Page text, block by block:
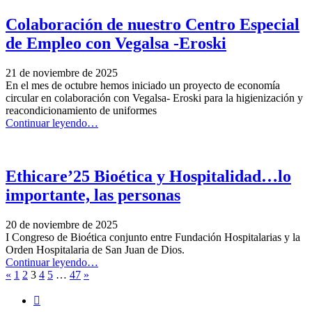
INTELECTUAL
Y
SALUD
Colaboración de nuestro Centro Especial
de Empleo con Vegalsa -Eroski
21 de noviembre de 2025
En el mes de octubre hemos iniciado un proyecto de economía
circular en colaboración con Vegalsa- Eroski para la higienización y
reacondicionamiento de uniformes
Continuar leyendo“Colaboración
Especial
de
Empleo
Vegalsa
-
Eroski”
…
Ethicare’25 Bioética y Hospitalidad…lo
importante, las personas
20 de noviembre de 2025
I Congreso de Bioética conjunto entre Fundación Hospitalarias y la
Orden Hospitalaria de San Juan de Dios.
Continuar leyendo“Ethicare’25
Bioética
…
« Página
1 2 3 4 5 … 47 Página
»